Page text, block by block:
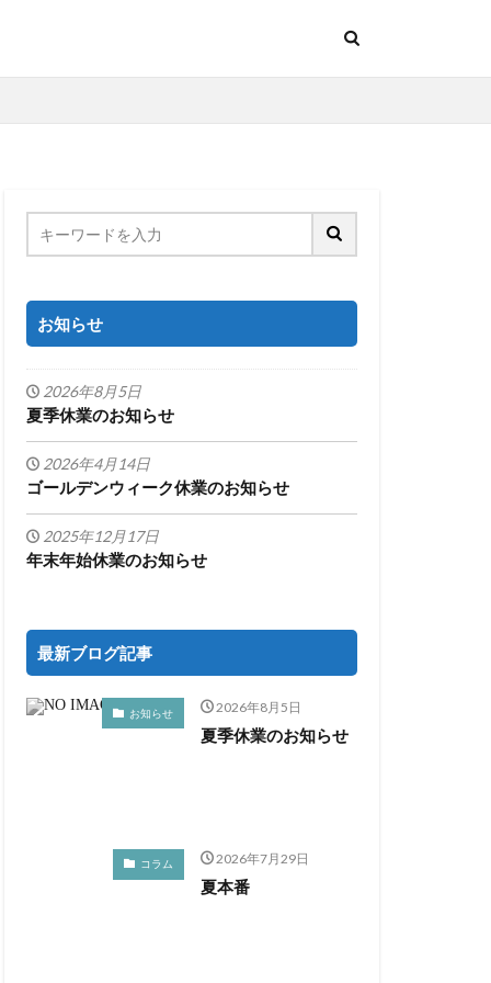
お知らせ
2026年8月5日
夏季休業のお知らせ
2026年4月14日
ゴールデンウィーク休業のお知らせ
2025年12月17日
年末年始休業のお知らせ
最新ブログ記事
お知らせ 2026年8月5日
夏季休業のお知らせ
コラム 2026年7月29日
夏本番